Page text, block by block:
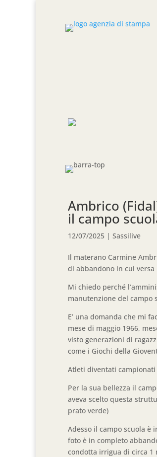
Ambrico
il campo
12/07/2025 | Sassilive
Il materano Carmine
di abbandono in cui
Mi chiedo perché
manutenzione del campo
E’ una domanda che mi
mese di maggio 1966,
visto generazioni di
come i Giochi della
Atleti diventati
Per la sua bellezza il
aveva scelto questa
prato verde)
Adesso il campo scuola è
foto è in completo
condotta irrigua di circa 1